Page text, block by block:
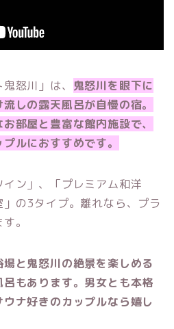
怒川」は、 鬼怒川を眼下に
しの露天風呂が自慢の宿。
部屋と豊富な館内施設で、
ルにおすすめです。
ン」、「プレミアム和洋
の3タイプ。離れなら、プラ
。
と鬼怒川の絶景を楽しめる
もあります。男女とも本格
ナ好きのカップルなら嬉し